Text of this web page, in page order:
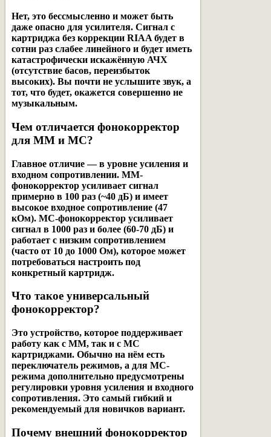
Нет, это бессмысленно и может быть
даже опасно для усилителя. Сигнал с
картриджа без коррекции RIAA будет в
сотни раз слабее линейного и будет иметь
катастрофически искажённую АЧХ
(отсутствие басов, переизбыток
высоких). Вы почти не услышите звук, а
тот, что будет, окажется совершенно не
музыкальным.
Чем отличается фонокорректор
для MM и MC?
Главное отличие — в уровне усиления и
входном сопротивлении. MM-
фонокорректор усиливает сигнал
примерно в 100 раз (~40 дБ) и имеет
высокое входное сопротивление (47
кОм). MC-фонокорректор усиливает
сигнал в 1000 раз и более (60-70 дБ) и
работает с низким сопротивлением
(часто от 10 до 1000 Ом), которое может
потребоваться настроить под
конкретный картридж.
Что такое универсальный
фонокорректор?
Это устройство, которое поддерживает
работу как с MM, так и с MC
картриджами. Обычно на нём есть
переключатель режимов, а для MC-
режима дополнительно предусмотрены
регулировки уровня усиления и входного
сопротивления. Это самый гибкий и
рекомендуемый для новичков вариант.
Почему внешний фонокорректор